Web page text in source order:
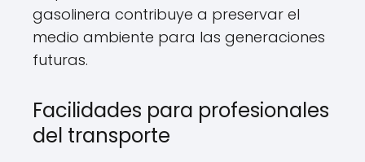
gasolinera contribuye a preservar el
medio ambiente para las generaciones
futuras.
Facilidades para profesionales
del transporte